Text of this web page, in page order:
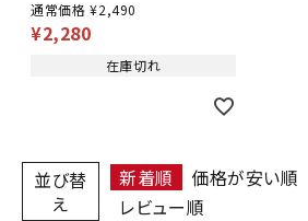
通常価格 ¥2,490
¥2,280
在庫切れ
並び替
え
新着順 価格が安い順
レビュー順